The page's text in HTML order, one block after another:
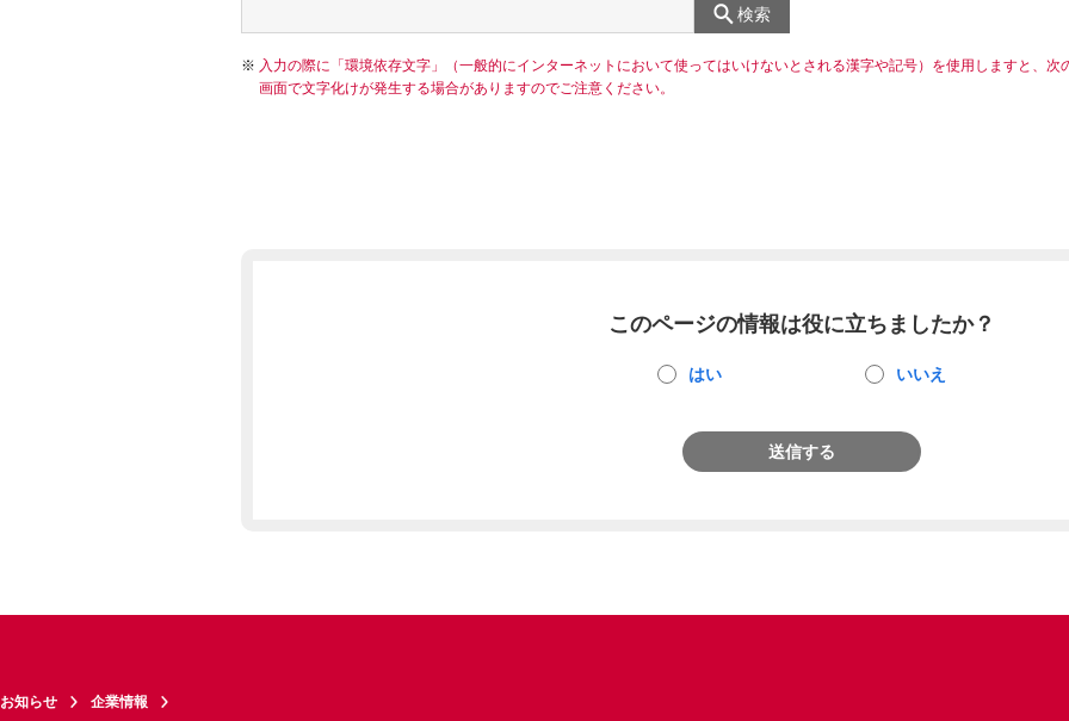
検索
入力の際に「環境依存文字」（一般的にインターネットにおいて使ってはいけないとされる漢字や記号）を使用しますと、次
画面で文字化けが発生する場合がありますのでご注意ください。
このページの情報は役に立ちましたか？
はい いいえ
送信する
お知らせ 企業情報